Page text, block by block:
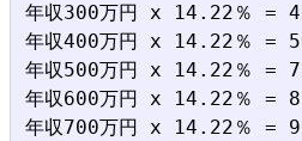
年収300万円 x 14.22％ =
年収400万円 x 14.22％ =
年収500万円 x 14.22％ =
年収600万円 x 14.22％ =
年収700万円 x 14.22％ =